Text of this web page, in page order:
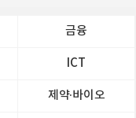
금융
ICT
제약∙바이오